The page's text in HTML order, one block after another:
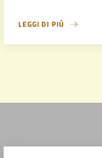
LEGGI DI PIÙ